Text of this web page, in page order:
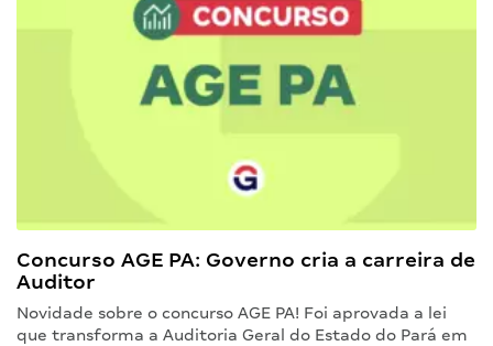
Concurso AGE PA: Governo cria a carreira de
Auditor
Novidade sobre o concurso AGE PA! Foi aprovada a lei
que transforma a Auditoria Geral do Estado do Pará em